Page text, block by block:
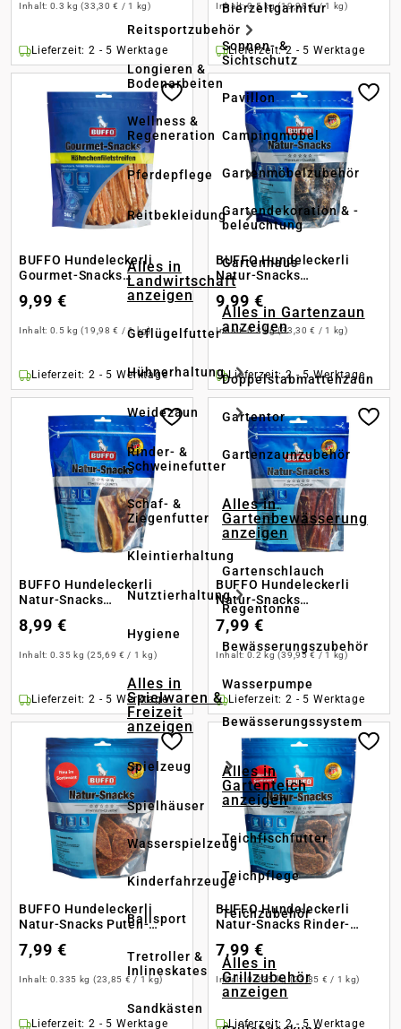
Reitsportzubehör
Longieren &
Bodenarbeiten
Wellness &
Regeneration
Pferdepflege
Reitbekleidung
Alles in
Landwirtschaft
anzeigen
Geflügelfutter
Hühnerhaltung
Weidezaun
Rinder- &
Schweinefutter
Schaf- &
Ziegenfutter
Kleintierhaltung
Nutztierhaltung
Hygiene
Alles in
Spielwaren &
Freizeit
anzeigen
Spielzeug
Spielhäuser
Wasserspielzeug
Kinderfahrzeuge
Ballsport
Tretroller &
Inlineskates
Sandkästen
Bierzeltgarnitur
Sonnen- &
Sichtschutz
Pavillon
Campingmöbel
Gartenmöbelzubehör
Gartendekoration & -
beleuchtung
Gartenhaus
Alles in Gartenzaun
anzeigen
Doppelstabmattenzaun
Gartentor
Gartenzaunzubehör
Alles in
Gartenbewässerung
anzeigen
Gartenschlauch
Regentonne
Bewässerungszubehör
Wasserpumpe
Bewässerungssystem
Alles in
Gartenteich
anzeigen
Teichfischfutter
Teichpflege
Teichzubehör
Alles in
Grillzubehör
anzeigen
Inhalt: 0.3 kg(33,30 € / 1 kg)
Lieferzeit: 2 - 5 Werktage
Inhalt:0.5 kg(19,98 € / 1 kg)
Lieferzeit: 2 - 5 Werktage
BUFFO Hundeleckerli
Gourmet-Snacks
Hähnchenfiletstreifen
9,99 €
Inhalt: 0.5 kg(19,98 € / 1 kg)
Lieferzeit: 2 - 5 Werktage
BUFFO Hundeleckerli
Natur-Snacks
Rinderpansen
9,99 €
Inhalt:0.3 kg(33,30 € / 1 kg)
Lieferzeit: 2 - 5 Werktage
BUFFO Hundeleckerli
Natur-Snacks
8,99 €
Inhalt: 0.35 kg(25,69 € / 1 kg)
Lieferzeit: 2 - 5 Werktage
BUFFO Hundeleckerli
Natur-Snacks
Rinderschlundfleisch
7,99 €
Inhalt: 0.2 kg(39,95 € / 1 kg)
Lieferzeit: 2 - 5 Werktage
BUFFO Hundeleckerli
Natur-Snacks Puten-
7,99 €
Inhalt: 0.335 kg (23,85 € / 1 kg)
Lieferzeit: 2 - 5 Werktage
BUFFO Hundeleckerli
Natur-Snacks Rinder-
7,99 €
Inhalt: 0.335 kg(23,85 € / 1 kg)
Lieferzeit: 2 - 5 Werktage